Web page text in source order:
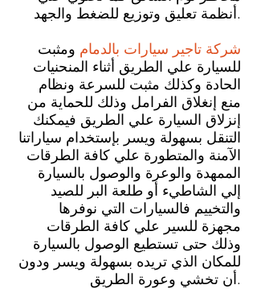
أنظمة تعليق وتوزيع للضغط والجهد.
شركة تاجير سيارات بالدمام ومثبت
للسيارة علي الطريق أثناء المنحنيات
الحادة وكذلك مثبت للسرعة ونظام
منع إنغلاق الفرامل وذلك للحماية من
إنزلاق السيارة علي الطريق فيمكنك
التنقل بسهولة ويسر بإستخدام سياراتنا
الآمنة والمتطورة علي كافة الطرقات
الممهدة والوعرة والوصول بالسيارة
إلي الشاطيء أو طلعة البر للصيد
والتخييم فالسيارات التي نوفرها
مجهزة للسير علي كافة الطرقات
وذلك حتى تستطيع الوصول بالسيارة
للمكان الذي تريده بسهولة ويسر ودون
أن تخشي وعورة الطريق.